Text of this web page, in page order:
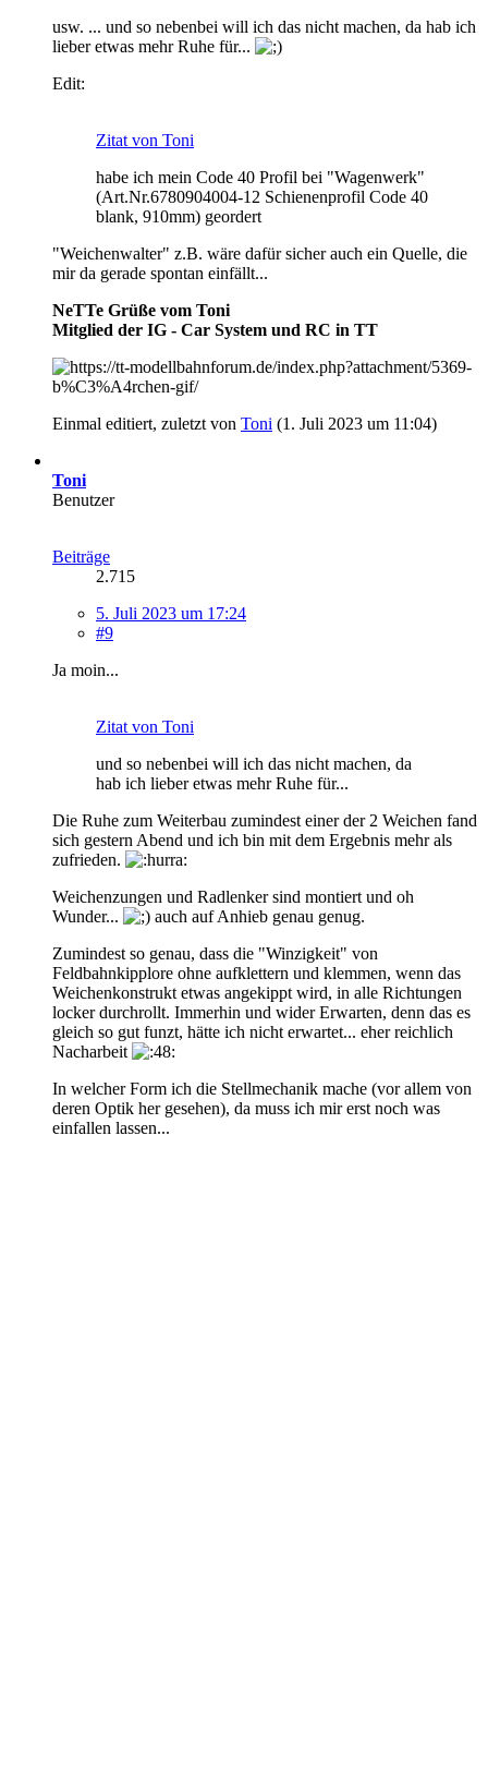
usw. ... und so nebenbei will ich das nicht machen, da hab ich
lieber etwas mehr Ruhe für...
Edit:
Zitat von Toni
habe ich mein Code 40 Profil bei "Wagenwerk"
(Art.Nr.6780904004-12 Schienenprofil Code 40
blank, 910mm) geordert
"Weichenwalter" z.B. wäre dafür sicher auch ein Quelle, die
mir da gerade spontan einfällt...
NeTTe Grüße vom Toni
Mitglied der IG - Car System und RC in TT
Einmal editiert, zuletzt von Toni (1. Juli 2023 um 11:04)
Toni
Benutzer
Beiträge
2.715
5. Juli 2023 um 17:24
#9
Ja moin...
Zitat von Toni
und so nebenbei will ich das nicht machen, da
hab ich lieber etwas mehr Ruhe für...
Die Ruhe zum Weiterbau zumindest einer der 2 Weichen fand
sich gestern Abend und ich bin mit dem Ergebnis mehr als
zufrieden.
Weichenzungen und Radlenker sind montiert und oh
Wunder...
auch auf Anhieb genau genug.
Zumindest so genau, dass die "Winzigkeit" von
Feldbahnkipplore ohne aufklettern und klemmen, wenn das
Weichenkonstrukt etwas angekippt wird, in alle Richtungen
locker durchrollt. Immerhin und wider Erwarten, denn das es
gleich so gut funzt, hätte ich nicht erwartet... eher reichlich
Nacharbeit
In welcher Form ich die Stellmechanik mache (vor allem von
deren Optik her gesehen), da muss ich mir erst noch was
einfallen lassen...